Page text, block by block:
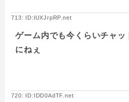
713: ID:lUXJrpRP.net
ゲーム内でも今くらいチャッ
にねぇ
720: ID:IDD0AdTF.net